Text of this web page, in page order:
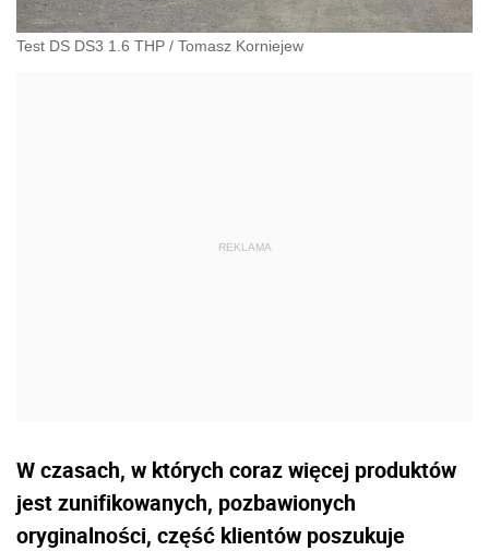
Test DS DS3 1.6 THP / Tomasz Korniejew
W czasach, w których coraz więcej produktów
jest zunifikowanych, pozbawionych
oryginalności, część klientów poszukuje